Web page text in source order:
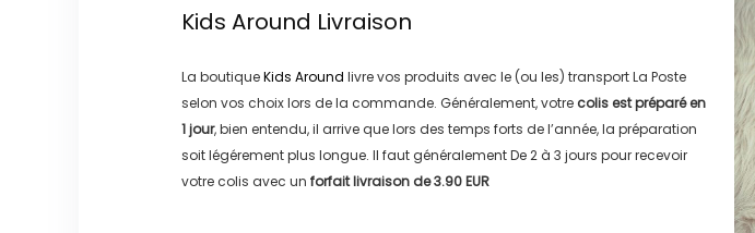
Kids Around Livraison
La boutiqueKids Around livre vos produits avec le (ou les) transportLa Poste
selon vos choix lors de la commande. Généralement, votre colis est préparé en
1 jour, bien entendu, il arrive que lors des temps forts de l’année, la préparation
soit légérement plus longue. Il faut généralementDe 2 à 3 jours pour recevoir
votre colis avec un forfait livraison de3.90 EUR